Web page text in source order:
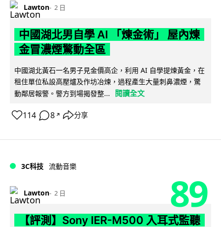
Lawton 2 日
中國湖北男自學 AI 「煉金術」 屋內煉
金冒濃煙驚動全區
中國湖北黃石一名男子見金價高企，利用 AI 自學提煉黃金，在
租住單位私設高壓爐及作坊冶煉，過程產生大量刺鼻濃煙，驚
動鄰居報警。警方到場揭發整...
閱讀全文
114 8 ↗ 分享
3C科技 流動音樂
Lawton 2 日 89
【評測】Sony IER-M500 入耳式監聽